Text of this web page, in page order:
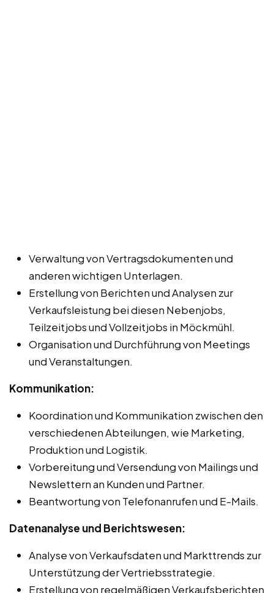
Verwaltung von Vertragsdokumenten und
anderen wichtigen Unterlagen.
Erstellung von Berichten und Analysen zur
Verkaufsleistung bei diesen Nebenjobs,
Teilzeitjobs und Vollzeitjobs in Möckmühl.
Organisation und Durchführung von Meetings
und Veranstaltungen.
Kommunikation:
Koordination und Kommunikation zwischen den
verschiedenen Abteilungen, wie Marketing,
Produktion und Logistik.
Vorbereitung und Versendung von Mailings und
Newslettern an Kunden und Partner.
Beantwortung von Telefonanrufen und E-Mails.
Datenanalyse und Berichtswesen:
Analyse von Verkaufsdaten und Markttrends zur
Unterstützung der Vertriebsstrategie.
Erstellung von regelmäßigen Verkaufsberichten